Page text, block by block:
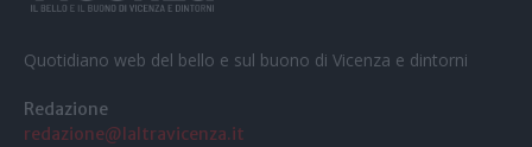
Quotidiano web del bello e sul buono di Vicenza e dintorni
Redazione
redazione@laltravicenza.it